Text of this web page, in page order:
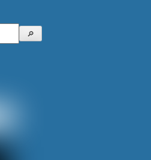
🔎